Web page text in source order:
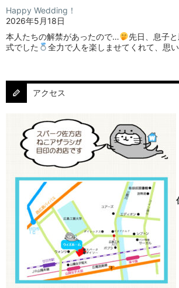
Happy Wedding！
2026年5月18日
本人たちの解禁があったので…
先日、息子
式でした
全力で人を楽しませてくれて、思
アクセス